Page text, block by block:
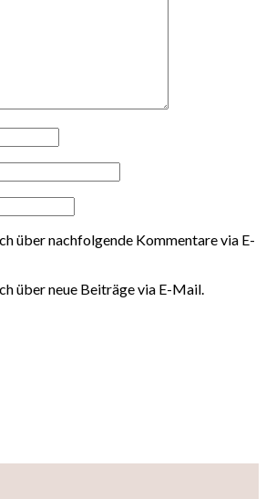
über nachfolgende Kommentare via E-
über neue Beiträge via E-Mail.